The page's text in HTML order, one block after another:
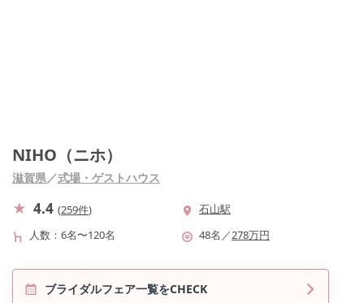
NIHO（ニホ）
滋賀県／式場・ゲストハウス
4.4 (259件)
石山駅
人数
6名〜120名 48名 ／278万円
ブライダルフェア一覧をCHECK